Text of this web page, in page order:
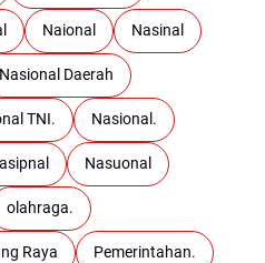
Naional Nasinal
Nasional Daerah
TNI. Nasional.
Nasuonal
olahraga.
Raya Pemerintahan.